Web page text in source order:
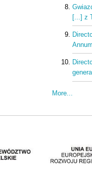
[...] z
More...